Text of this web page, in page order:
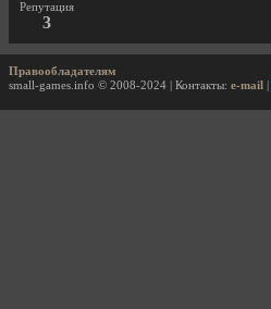
Репутация
3
Правообладателям
small-games.info © 2008-2024 | Контакты: e-mail